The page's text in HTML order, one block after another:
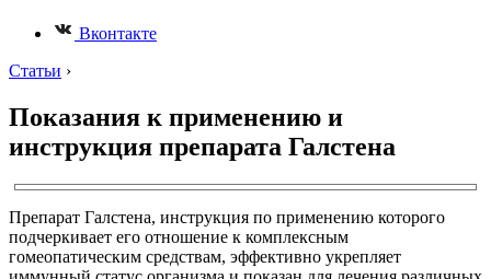
Вконтакте
Статьи ›
Показания к применению и
инструкция препарата Галстена
Препарат Галстена, инструкция по применению которого
подчеркивает его отношение к комплексным
гомеопатическим средствам, эффективно укрепляет